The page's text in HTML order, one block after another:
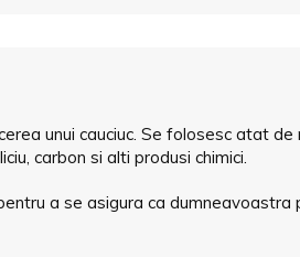
unui cauciuc. Se folosesc atat
carbon si alti produsi chimici.
a se asigura ca